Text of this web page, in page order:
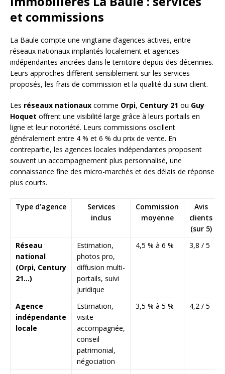
et commissions
La Baule compte une vingtaine d’agences actives, entre
réseaux nationaux implantés localement et agences
indépendantes ancrées dans le territoire depuis des décennies.
Leurs approches diffèrent sensiblement sur les services
proposés, les frais de commission et la qualité du suivi client.
Les réseaux nationaux comme Orpi, Century 21 ou Guy
Hoquet offrent une visibilité large grâce à leurs portails en
ligne et leur notoriété. Leurs commissions oscillent
généralement entre 4 % et 6 % du prix de vente. En
contrepartie, les agences locales indépendantes proposent
souvent un accompagnement plus personnalisé, une
connaissance fine des micro-marchés et des délais de réponse
plus courts.
Type d’agence
Services
inclus
Commission
moyenne
Avis
clients
(sur 5)
Réseau
national
(Orpi, Century
21…)
Estimation,
photos pro,
diffusion multi-
portails, suivi
juridique
4,5 % à 6 % 3,8 / 5
Agence
indépendante
locale
Estimation,
visite
accompagnée,
conseil
patrimonial,
négociation
3,5 % à 5 % 4,2 / 5